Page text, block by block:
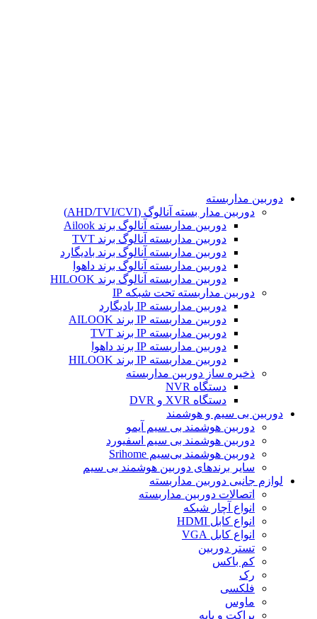
دوربین مداربسته
دوربین مدار بسته آنالوگ (AHD/TVI/CVI)
دوربین مداربسته آنالوگ برند Ailook
دوربین مداربسته آنالوگ برند TVT
دوربین مداربسته آنالوگ برند بادیگارد
دوربین مداربسته آنالوگ برند داهوا
دوربین مداربسته آنالوگ برند HILOOK
دوربین مداربسته تحت شبکه IP
دوربین مداربسته IP بادیگارد
دوربین مداربسته IP برند AILOOK
دوربین مداربسته IP برند TVT
دوربین مداربسته IP برند داهوا
دوربین مداربسته IP برند HILOOK
ذخیره ساز دوربین مداربسته
دستگاه NVR
دستگاه XVR و DVR
دوربین بی سیم و هوشمند
دوربین هوشمند بی سیم آیمو
دوربین هوشمند بی سیم اسفیورد
دوربین هوشمند بی‌سیم Srihome
سایر برندهای دوربین هوشمند بی سیم
لوازم جانبی دوربین مداربسته
اتصالات دوربین مداربسته
انواع آچار شبکه
انواع کابل HDMI
انواع کابل VGA
تستر دوربین
کم باکس
رک
فلکسی
ماوس
براکت و پایه